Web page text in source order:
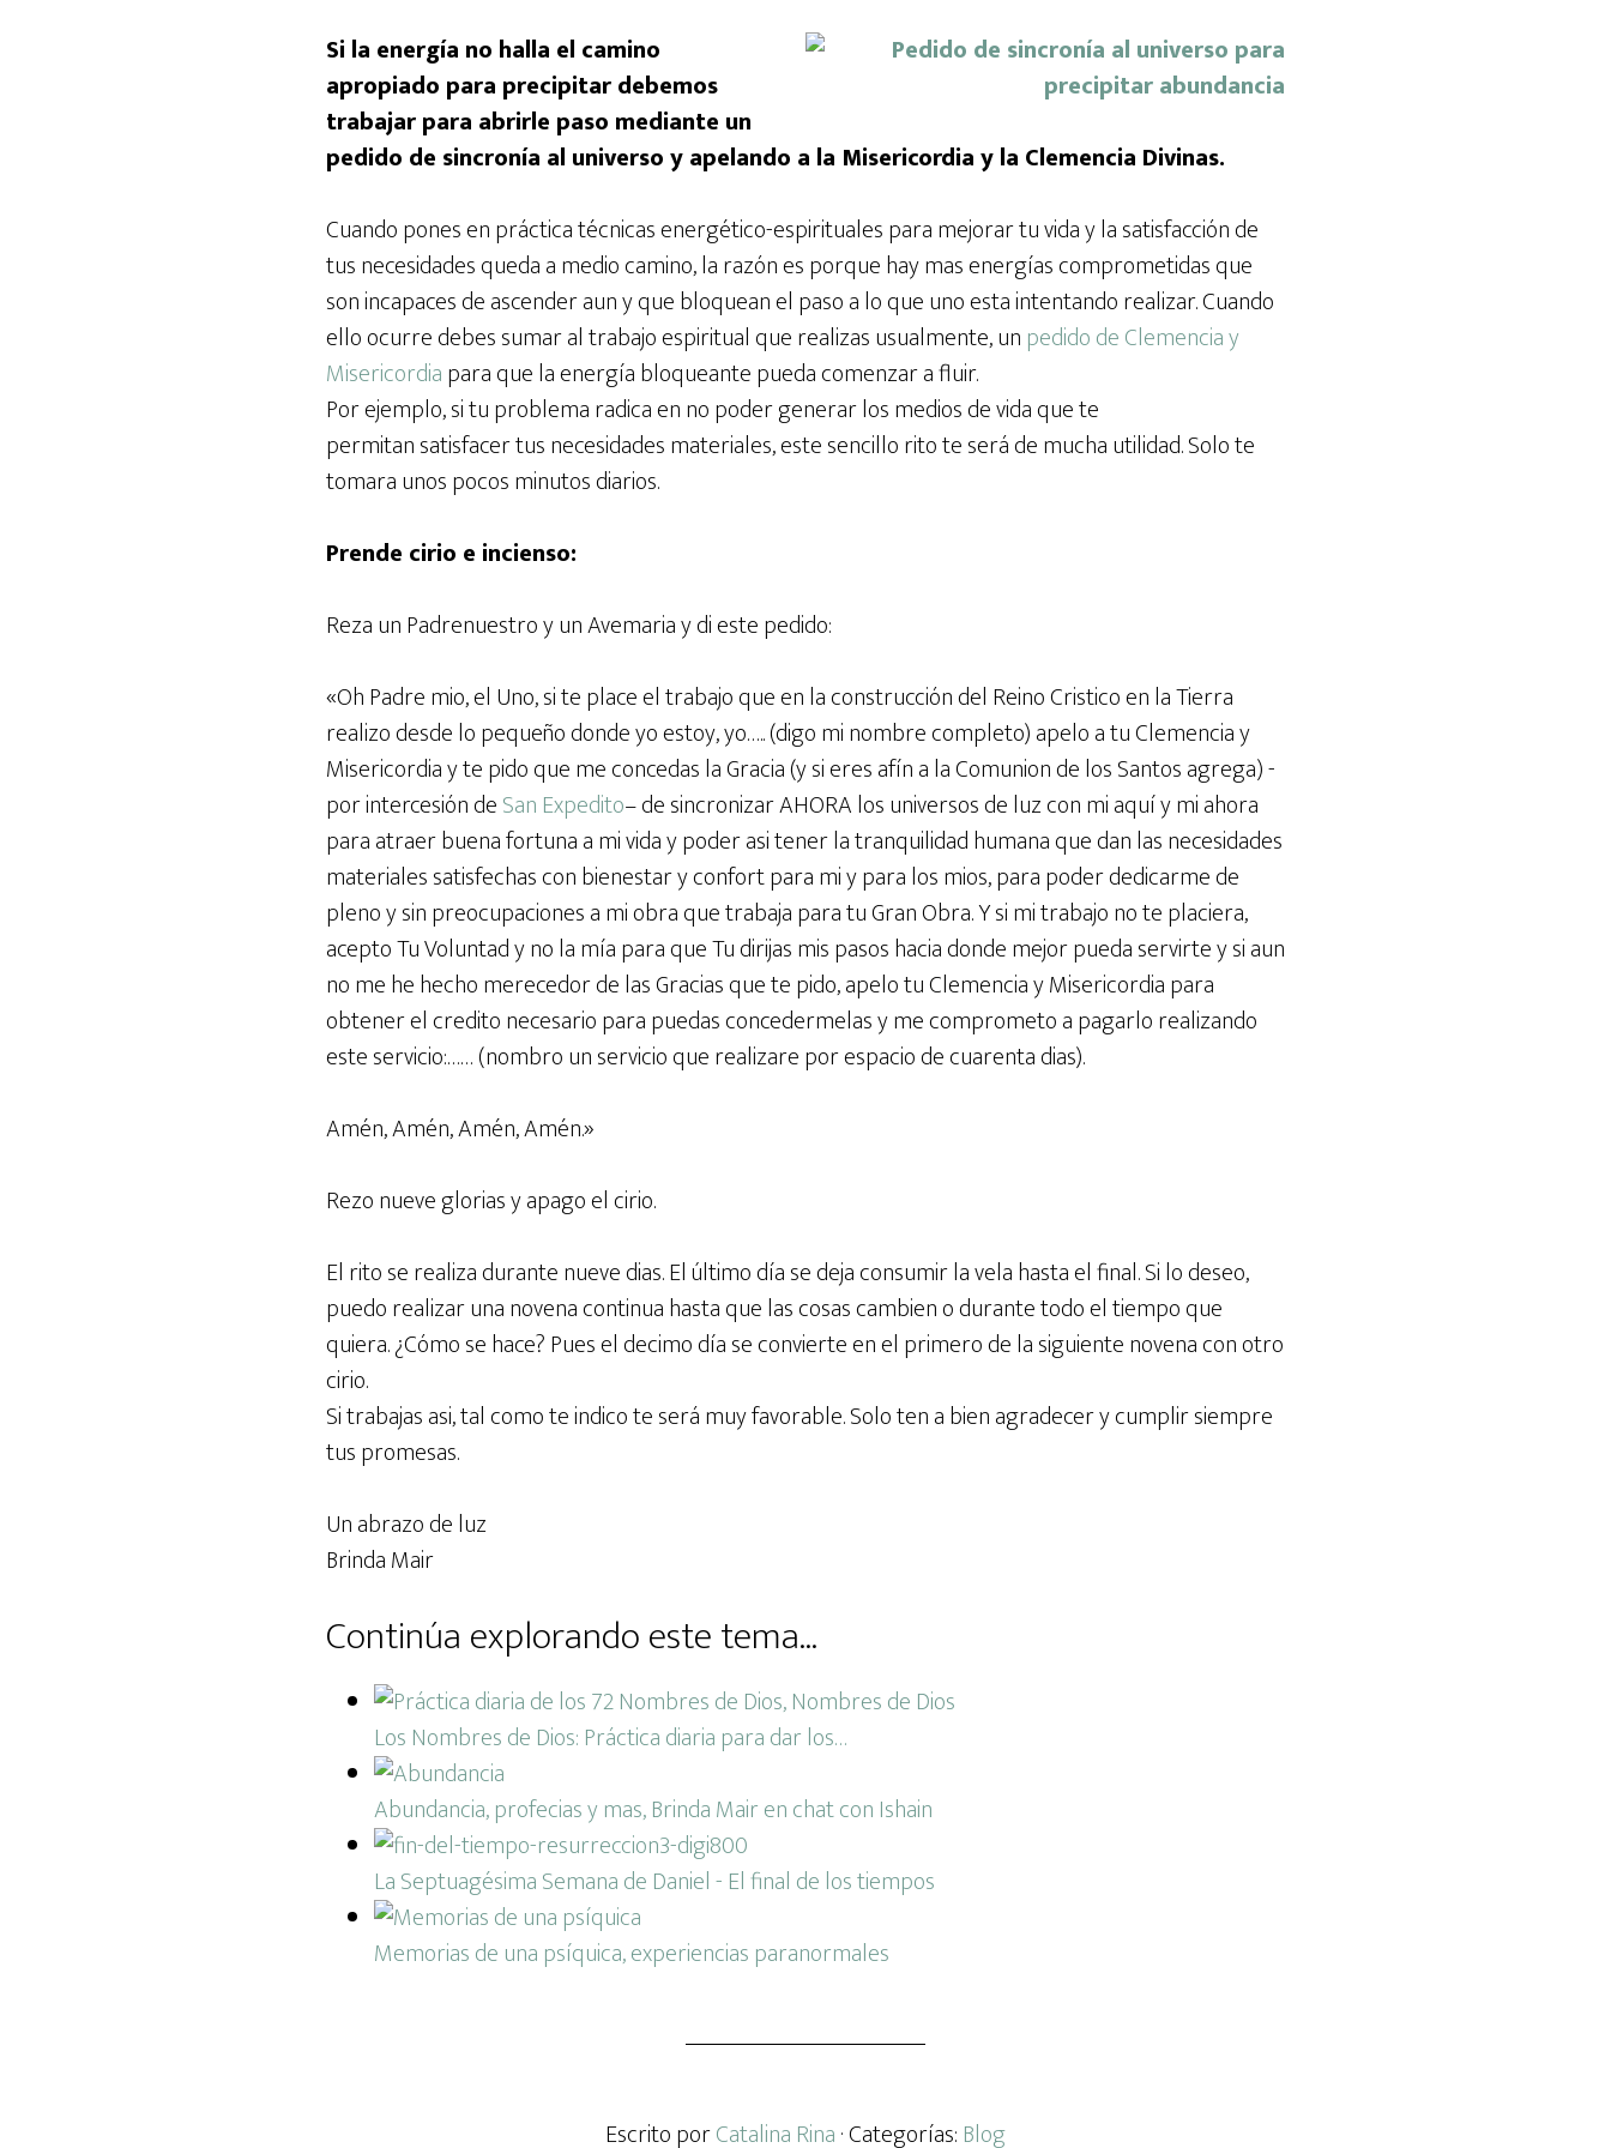
Si la energía no halla el camino
apropiado para precipitar debemos
trabajar para abrirle paso mediante un
pedido de sincronía al universo y apelando a la Misericordia y la Clemencia Divinas.
Cuando pones en práctica técnicas energético-espirituales para mejorar tu vida y la satisfacción de
tus necesidades queda a medio camino, la razón es porque hay mas energías comprometidas que
son incapaces de ascender aun y que bloquean el paso a lo que uno esta intentando realizar. Cuando
ello ocurre debes sumar al trabajo espiritual que realizas usualmente, un pedido de Clemencia y
Misericordiapara que la energía bloqueante pueda comenzar a fluir.
Por ejemplo, si tu problema radica en no poder generar los medios de vida que te
permitan satisfacer tus necesidades materiales, este sencillo rito te será de mucha utilidad. Solo te
tomara unos pocos minutos diarios.
Prende cirio e incienso:
Reza un Padrenuestro y un Avemaria y di este pedido:
«Oh Padre mio, el Uno, si te place el trabajo que en la construcción del Reino Cristico en la Tierra
realizo desde lo pequeño donde yo estoy, yo….. (digo mi nombre completo) apelo a tu Clemencia y
Misericordia y te pido que me concedas la Gracia (y si eres afín a la Comunion de los Santos agrega) -
por intercesión deSan Expedito– de sincronizar AHORA los universos de luz con mi aquí y mi ahora
para atraer buena fortuna a mi vida y poder asi tener la tranquilidad humana que dan las necesidades
materiales satisfechas con bienestar y confort para mi y para los mios, para poder dedicarme de
pleno y sin preocupaciones a mi obra que trabaja para tu Gran Obra. Y si mi trabajo no te placiera,
acepto Tu Voluntad y no la mía para que Tu dirijas mis pasos hacia donde mejor pueda servirte y si aun
no me he hecho merecedor de las Gracias que te pido, apelo tu Clemencia y Misericordia para
obtener el credito necesario para puedas concedermelas y me comprometo a pagarlo realizando
este servicio:…… (nombro un servicio que realizare por espacio de cuarenta dias).
Amén, Amén, Amén, Amén.»
Rezo nueve glorias y apago el cirio.
El rito se realiza durante nueve dias. El último día se deja consumir la vela hasta el final. Si lo deseo,
puedo realizar una novena continua hasta que las cosas cambien o durante todo el tiempo que
quiera. ¿Cómo se hace? Pues el decimo día se convierte en el primero de la siguiente novena con otro
cirio.
Si trabajas asi, tal como te indico te será muy favorable. Solo ten a bien agradecer y cumplir siempre
tus promesas.
Un abrazo de luz
Brinda Mair
Continúa explorando este tema...
Los Nombres de Dios: Práctica diaria para dar los…
Abundancia, profecias y mas, Brinda Mair en chat con Ishain
La Septuagésima Semana de Daniel - El final de los tiempos
Memorias de una psíquica, experiencias paranormales
Escrito porCatalina Rina· Categorías: Blog